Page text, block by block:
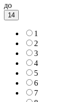
до
14
1
2
3
4
5
6
7